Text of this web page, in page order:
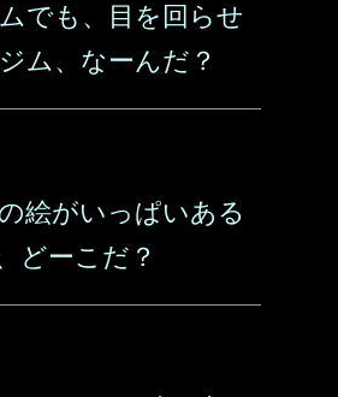
でも、目を回らせ
ム、なーんだ？
絵がいっぱいある
どーこだ？